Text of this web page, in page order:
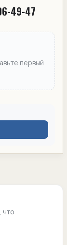
49-47
первый
что